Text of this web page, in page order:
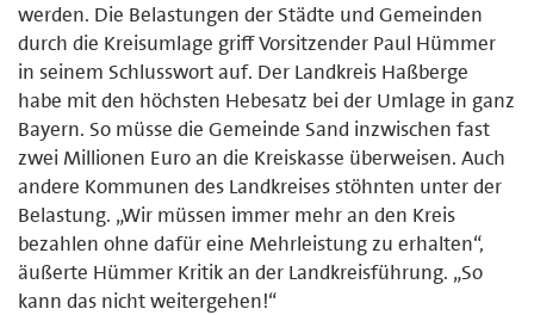
werden. Die Belastungen der Städte und Gemeinden
durch die Kreisumlage griff Vorsitzender Paul Hümmer
in seinem Schlusswort auf. Der Landkreis Haßberge
habe mit den höchsten Hebesatz bei der Umlage in ganz
Bayern. So müsse die Gemeinde Sand inzwischen fast
zwei Millionen Euro an die Kreiskasse überweisen. Auch
andere Kommunen des Landkreises stöhnten unter der
Belastung. „Wir müssen immer mehr an den Kreis
bezahlen ohne dafür eine Mehrleistung zu erhalten“,
äußerte Hümmer Kritik an der Landkreisführung. „So
kann das nicht weitergehen!“